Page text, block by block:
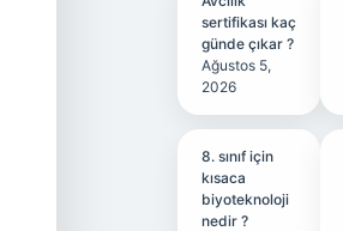
sertifikası kaç
günde çıkar ?
Ağustos 5,
2026
8. sınıf için
kısaca
biyoteknoloji
nedir ?